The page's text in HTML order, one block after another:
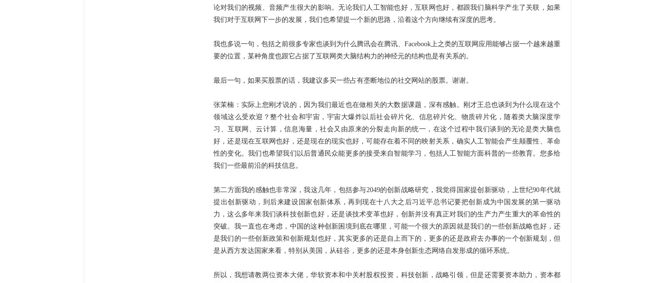
论对我们的视频、音频产生很大的影响。无论我们人工智能也好，互联网也好，都跟我们脑科学产生了关联，如果
我们对于互联网下一步的发展，我们也希望提一个新的思路，沿着这个方向继续有深度的思考。
我也多说一句，包括之前很多专家也谈到为什么腾讯会在腾讯、Facebook上之类的互联网应用能够占据一个越来越重
要的位置，某种角度也跟它占据了互联网类大脑结构力的神经元的结构也是有关系的。
最后一句，如果买股票的话，我建议多买一些占有垄断地位的社交网站的股票。谢谢。
张茉楠：实际上您刚才说的，因为我们最近也在做相关的大数据课题，深有感触。刚才王总也谈到为什么现在这个
领域这么受欢迎？整个社会和宇宙，宇宙大爆炸以后社会碎片化、信息碎片化、物质碎片化，随着类大脑深度学
习、互联网、云计算，信息海量，社会又由原来的分裂走向新的统一，在这个过程中我们谈到的无论是类大脑也
好，还是现在互联网也好，还是现在的现实也好，可能存在着不同的映射关系，确实人工智能会产生颠覆性、革命
性的变化。我们也希望我们以后普通民众能更多的接受来自智能学习，包括人工智能方面科普的一些教育。您多给
我们一些最前沿的科技信息。
第二方面我的感触也非常深，我这几年，包括参与2049的创新战略研究，我觉得国家提创新驱动，上世纪90年代就
提出创新驱动，到后来建设国家创新体系，再到现在十八大之后习近平总书记要把创新成为中国发展的第一驱动
力，这么多年来我们谈科技创新也好，还是谈技术变革也好，创新并没有真正对我们的生产力产生重大的革命性的
突破。我一直也在考虑，中国的这种创新困境到底在哪里，可能一个很大的原因就是我们的一些创新战略也好，还
是我们的一些创新政策和创新规划也好，其实更多的还是自上而下的，更多的还是政府去办事的一个创新规划，但
是从西方发达国家来看，特别从美国，从硅谷，更多的还是本身创新生态网络自发形成的循环系统。
所以，我想请教两位资本大佬，华软资本和中关村股权投资，科技创新，战略引领，但是还需要资本助力，资本都